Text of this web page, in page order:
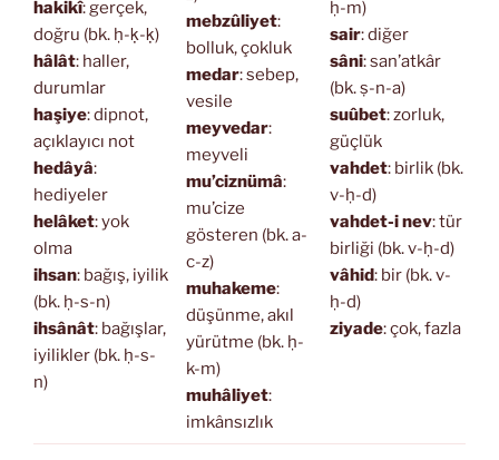
hakikî: gerçek,
doğru (bk. ḥ-ḳ-ḳ)
hâlât: haller,
durumlar
haşiye: dipnot,
açıklayıcı not
hedâyâ:
hediyeler
helâket: yok
olma
ihsan: bağış, iyilik
(bk. ḥ-s-n)
ihsânât: bağışlar,
iyilikler (bk. ḥ-s-
n)
mebzûliyet:
bolluk, çokluk
medar: sebep,
vesile
meyvedar:
meyveli
mu’ciznümâ:
mu’cize
gösteren (bk. a-
c-z)
muhakeme:
düşünme, akıl
yürütme (bk. ḥ-
k-m)
muhâliyet:
imkânsızlık
ḥ-m)
sair: diğer
sâni: san’atkâr
(bk. ṣ-n-a)
suûbet: zorluk,
güçlük
vahdet: birlik (bk.
v-ḥ-d)
vahdet-i nev: tür
birliği (bk. v-ḥ-d)
vâhid: bir (bk. v-
ḥ-d)
ziyade: çok, fazla